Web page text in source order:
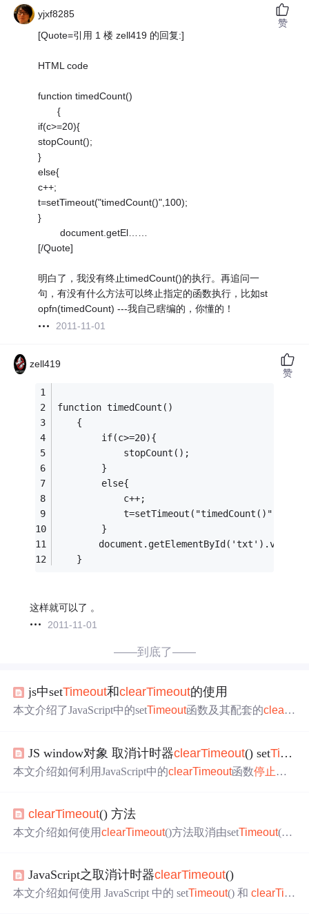
yjxf8285
[Quote=引用 1 楼 zell419 的回复:]
HTML code
function timedCount()
{
if(c>=20){
stopCount();
}
else{
c++;
t=setTimeout("timedCount()",100);
}
document.getEl……
[/Quote]
明白了，我没有终止timedCount()的执行。再追问一
句，有没有什么方法可以终止指定的函数执行，比如st
opfn(timedCount) ---我自己瞎编的，你懂的！
2011-11-01
赞
zell419
function timedCount()
{
        if(c>=20){
            stopCount();
        }
        else{
            c++;
            t=setTimeout("timedCount()",100);
        }
}
这样就可以了 。
2011-11-01
赞
——到底了——
js中setTimeout和clearTimeout的使用
本文介绍了JavaScript中的setTimeout函数及其配套的clearT
关闭提示框等。
JS window对象 取消计时器clearTimeout() setTimeout
本文介绍如何利用JavaScript中的clearTimeout函数停止 由s
器。clearTimeout() 方法
本文介绍如何使用clearTimeout()方法取消由setTimeout()
JavaScript之取消计时器clearTimeout()
本文介绍如何使用 JavaScript 中的 setTimeout() 和clearTim